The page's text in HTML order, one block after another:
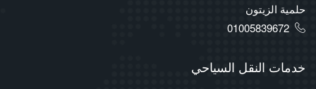
حلمية الزيتون
01005839672
خدمات النقل السياحي